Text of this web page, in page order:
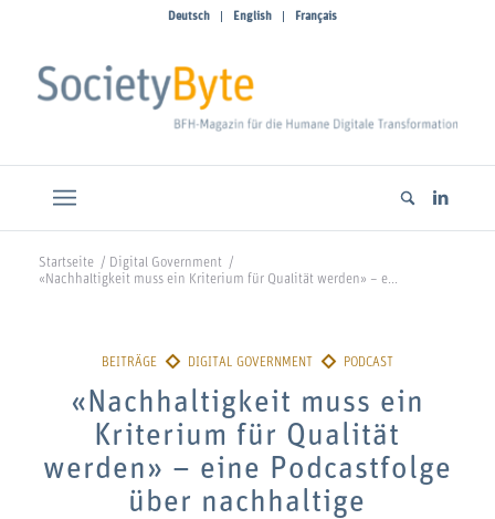
Deutsch English Français
Startseite / Digital Government
/
«Nachhaltigkeit muss ein Kriterium für Qualität werden» – e...
«Nachhaltigkeit muss ein
Kriterium für Qualität
werden» – eine Podcastfolge
über nachhaltige